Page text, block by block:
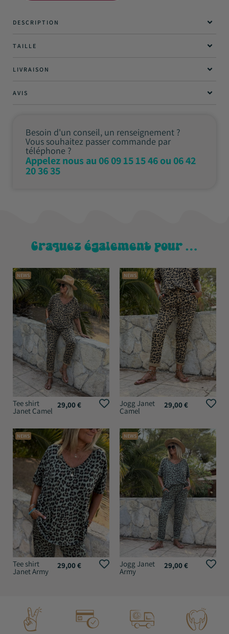
DESCRIPTION
TAILLE
LIVRAISON
AVIS
Besoin d'un conseil, un renseignement ?
Vous souhaitez passer commande par
téléphone ?
Appelez nous au 06 09 15 15 46 ou 06 42
20 36 35
Craquez également pour …
NEWS
Tee shirt
Janet Camel
29,00€
NEWS
Jogg Janet
Camel
29,00€
NEWS
Tee shirt
Janet Army
29,00€
NEWS
Jogg Janet
Army
29,00€